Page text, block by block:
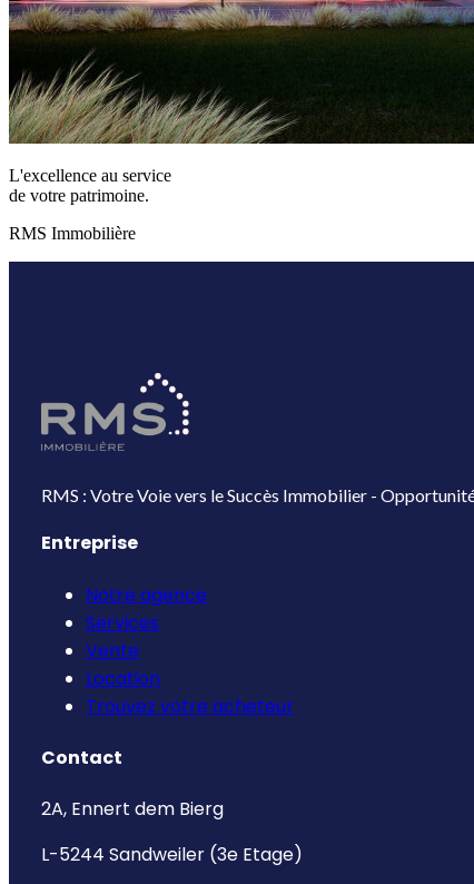
L'excellence au service
de votre patrimoine.
RMS Immobilière
RMS : Votre Voie vers le Succès Immobilier -
Entreprise
Notre agence
Services
Vente
Location
Trouvez votre acheteur
Contact
2A, Ennert dem Bierg
L-5244 Sandweiler (3e Etage)